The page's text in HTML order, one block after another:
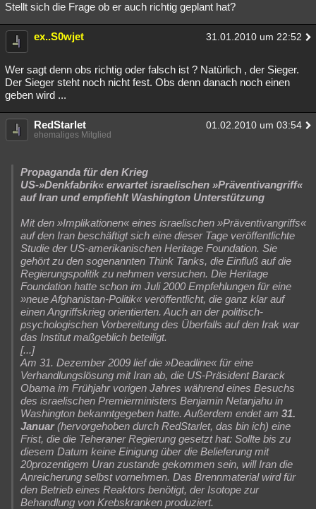
Stellt sich die Frage ob er auch richtig geplant hat?
ex..S0wjet 31.01.2010 um 22:52
Wer sagt denn obs richtig oder falsch ist ? Natürlich , der Sieger.
Der Sieger steht noch nicht fest. Obs denn danach noch einen
geben wird ...
RedStarlet 01.02.2010 um 03:54
ehemaliges Mitglied
Propaganda für den Krieg
US-»Denkfabrik« erwartet israelischen »Präventivangriff«
auf Iran und empfiehlt Washington Unterstützung
Mit den »Implikationen« eines israelischen »Präventivangriffs«
auf den Iran beschäftigt sich eine dieser Tage veröffentlichte
Studie der US-amerikanischen Heritage Foundation. Sie
gehört zu den sogenannten Think Tanks, die Einfluß auf die
Regierungspolitik zu nehmen versuchen. Die Heritage
Foundation hatte schon im Juli 2000 Empfehlungen für eine
»neue Afghanistan-Politik« veröffentlicht, die ganz klar auf
einen Angriffskrieg orientierten. Auch an der politisch-
psychologischen Vorbereitung des Überfalls auf den Irak war
das Institut maßgeblich beteiligt.
[...]
Am 31. Dezember 2009 lief die »Deadline« für eine
Verhandlungslösung mit Iran ab, die US-Präsident Barack
Obama im Frühjahr vorigen Jahres während eines Besuchs
des israelischen Premierministers Benjamin Netanjahu in
Washington bekanntgegeben hatte. Außerdem endet am 31.
Januar(hervorgehoben durch RedStarlet, das bin ich) eine
Frist, die die Teheraner Regierung gesetzt hat: Sollte bis zu
diesem Datum keine Einigung über die Belieferung mit
20prozentigem Uran zustande gekommen sein, will Iran die
Anreicherung selbst vornehmen. Das Brennmaterial wird für
den Betrieb eines Reaktors benötigt, der Isotope zur
Behandlung von Krebskranken produziert.